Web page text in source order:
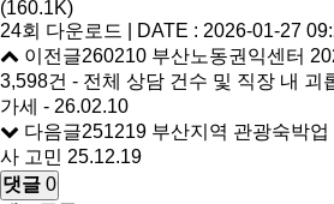
(160.1K)
24회 다운로드 | DATE : 2026-01-27
이전글260210 부산노동권익센터
3,598건 - 전체 상담 건수 및 직장 내 괴
가세 - 26.02.10
다음글251219 부산지역 관광숙박업
사 고민 25.12.19
댓글 0